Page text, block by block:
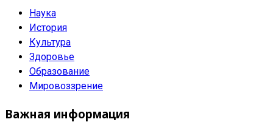
Наука
История
Культура
Здоровье
Образование
Мировоззрение
Важная информация